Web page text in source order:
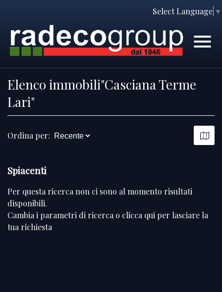
Immobili
Immobili In Vendita
Immobili In Affitto
Chi Siamo
Servizi
Lascia Una Richiesta
Proponi Un Immobile
Contatti
Select Language ▼
Elenco immobili"Casciana Terme
Lari"
Ordina per:
Spiacenti
Per questa ricerca non ci sono al momento risultati
disponibili.
Cambia i parametri di ricerca o clicca qui per lasciare la
tua richiesta